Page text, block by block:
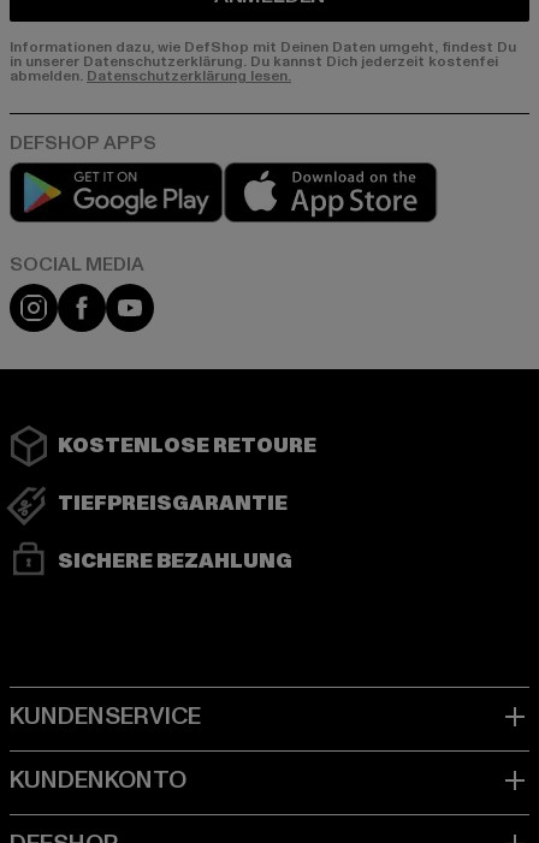
Informationen dazu, wie DefShop mit Deinen Daten umgeht, findest Du
in unserer Datenschutzerklärung. Du kannst Dich jederzeit kostenfei
abmelden. Datenschutzerklärung lesen.
Play market
Instagram
FacebookYouTube
KOSTENLOSE RETOURE
TIEFPREISGARANTIE
SICHERE BEZAHLUNG